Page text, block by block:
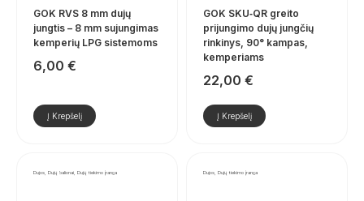
GOK RVS 8 mm dujų
jungtis – 8 mm sujungimas
kemperių LPG sistemoms
6,00 €
Į Krepšelį
GOK SKU‑QR greito
prijungimo dujų jungčių
rinkinys, 90° kampas,
kemperiams
22,00 €
Į Krepšelį
Dujos, Dujų balionai, Dujų tiekimo įranga Dujos, Dujų tiekimo įranga